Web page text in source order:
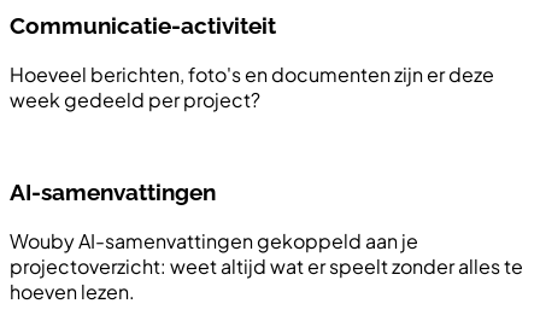
Communicatie-activiteit
Hoeveel berichten, foto's en documenten zijn er deze
week gedeeld per project?
AI-samenvattingen
Wouby AI-samenvattingen gekoppeld aan je
projectoverzicht: weet altijd wat er speelt zonder alles te
hoeven lezen.